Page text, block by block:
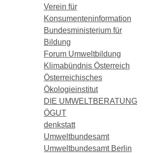
Verein für
Konsumenteninformation
Bundesministerium für
Bildung
Forum Umweltbildung
Klimabündnis Österreich
Österreichisches
Ökologieinstitut
DIE UMWELTBERATUNG
ÖGUT
denkstatt
Umweltbundesamt
Umweltbundesamt Berlin